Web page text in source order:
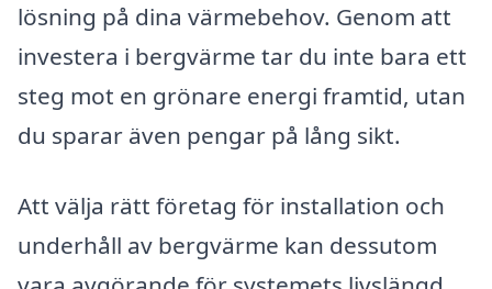
lösning på dina värmebehov. Genom att
investera i bergvärme tar du inte bara ett
steg mot en grönare energi framtid, utan
du sparar även pengar på lång sikt.
Att välja rätt företag för installation och
underhåll av bergvärme kan dessutom